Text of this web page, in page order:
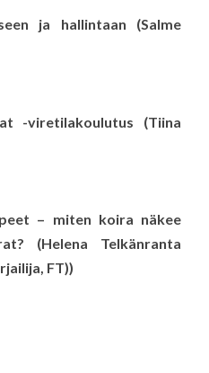
ja hallintaan (Salme
-viretilakoulutus (Tiina
– miten koira näkee
(Helena Telkänranta
FT))